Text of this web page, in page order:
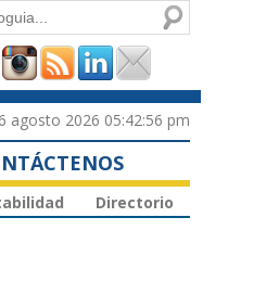
de
agosto 2026 05:42:56 pm
Directorio